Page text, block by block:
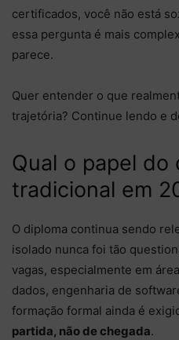
certificados, você não está
essa pergunta é mais
parece.
Quer entender o que
trajetória? Continue lendo e
Qual o papel do
tradicional em
O diploma continua sendo
isolado nunca foi tão
vagas, especialmente em
dados, engenharia de
formação formal ainda é
partida, não de chegada.